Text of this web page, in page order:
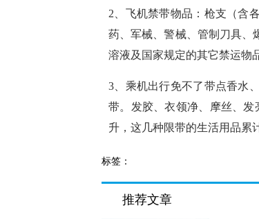
2、飞机禁带物品：枪支（含
药、军械、警械、管制刀具、
溶液及国家规定的其它禁运物
3、乘机出行免不了带点香水
带。发胶、衣领净、摩丝、发
升，这几种限带的生活用品累
标签：
推荐文章